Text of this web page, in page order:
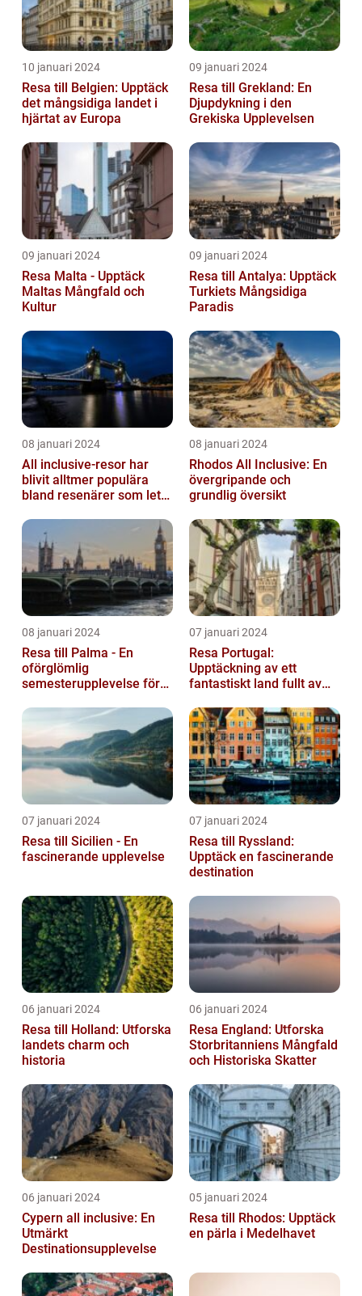
10 januari 2024
Resa till Belgien: Upptäck
det mångsidiga landet i
hjärtat av Europa
09 januari 2024
Resa till Grekland: En
Djupdykning i den
Grekiska Upplevelsen
09 januari 2024
Resa Malta - Upptäck
Maltas Mångfald och
Kultur
09 januari 2024
Resa till Antalya: Upptäck
Turkiets Mångsidiga
Paradis
08 januari 2024
All inclusive-resor har
blivit alltmer populära
bland resenärer som letar
omtä...
08 januari 2024
Rhodos All Inclusive: En
övergripande och
grundlig översikt
08 januari 2024
Resa till Palma - En
oförglömlig
semesterupplevelse för
07 januari 2024
Resa Portugal:
Upptäckning av ett
fantastiskt land fullt av
07 januari 2024
Resa till Sicilien - En
fascinerande upplevelse
07 januari 2024
Resa till Ryssland:
Upptäck en fascinerande
destination
06 januari 2024
Resa till Holland: Utforska
landets charm och
historia
06 januari 2024
Resa England: Utforska
Storbritanniens Mångfald
och Historiska Skatter
06 januari 2024
Cypern all inclusive: En
Utmärkt
Destinationsupplevelse
05 januari 2024
Resa till Rhodos: Upptäck
en pärla i Medelhavet